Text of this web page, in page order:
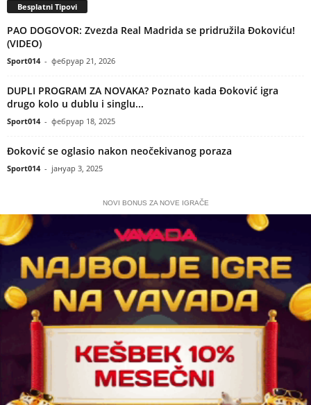
Besplatni Tipovi
PAO DOGOVOR: Zvezda Real Madrida se pridružila Đokoviću!
(VIDEO)
Sport014 - фебруар 21, 2026
DUPLI PROGRAM ZA NOVAKA? Poznato kada Đoković igra
drugo kolo u dublu i singlu...
Sport014 - фебруар 18, 2025
Đoković se oglasio nakon neočekivanog poraza
Sport014 - јануар 3, 2025
NOVI BONUS ZA NOVE IGRAČE